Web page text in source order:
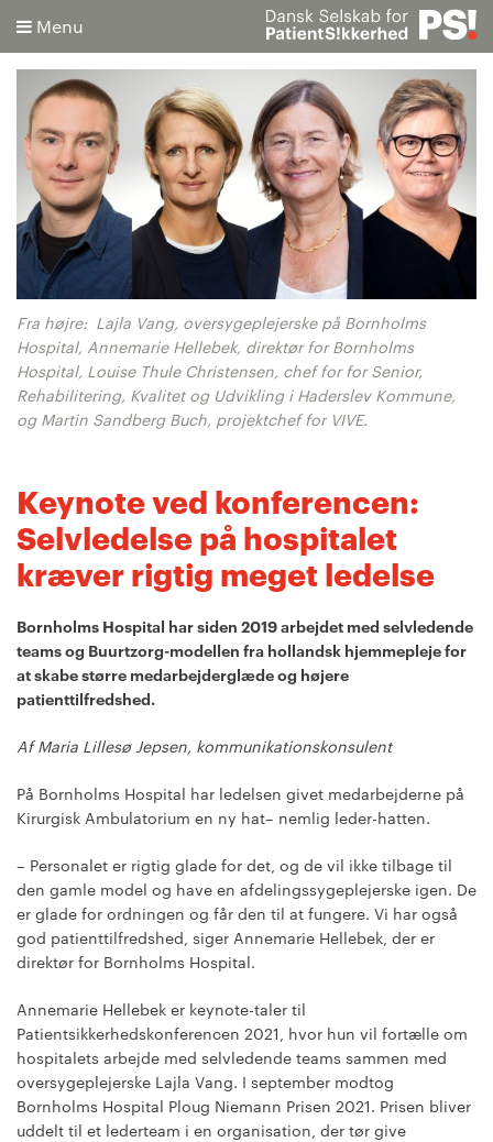
Menu
Søg
Avanceret søgning
Fra højre: Lajla Vang, oversygeplejerske på Bornholms
Hospital, Annemarie Hellebek, direktør for Bornholms
Hospital, Louise Thule Christensen, chef for for Senior,
Rehabilitering, Kvalitet og Udvikling i Haderslev Kommune,
og Martin Sandberg Buch, projektchef for VIVE.
Keynote ved konferencen:
Selvledelse på hospitalet
kræver rigtig meget ledelse
Bornholms Hospital har siden 2019 arbejdet med selvledende
teams og Buurtzorg-modellen fra hollandsk hjemmepleje for
at skabe større medarbejderglæde og højere
patienttilfredshed.
Af Maria Lillesø Jepsen, kommunikationskonsulent
På Bornholms Hospital har ledelsen givet medarbejderne på
Kirurgisk Ambulatorium en ny hat– nemlig leder-hatten.
– Personalet er rigtig glade for det, og de vil ikke tilbage til
den gamle model og have en afdelingssygeplejerske igen. De
er glade for ordningen og får den til at fungere. Vi har også
god patienttilfredshed, siger Annemarie Hellebek, der er
direktør for Bornholms Hospital.
Annemarie Hellebek er keynote-taler til
Patientsikkerhedskonferencen 2021, hvor hun vil fortælle om
hospitalets arbejde med selvledende teams sammen med
oversygeplejerske Lajla Vang. I september modtog
Bornholms Hospital Ploug Niemann Prisen 2021. Prisen bliver
uddelt til et lederteam i en organisation, der tør give